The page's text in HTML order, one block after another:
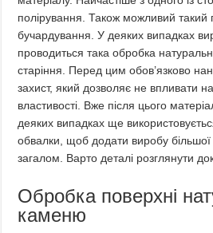
полірування. Також можливий такий
бучардування. У деяких випадках
проводиться така обробка
старіння. Перед цим обов’язково
захист, який дозволяє не впливати
властивості. Вже після цього
деяких випадках ще
обвалки, щоб додати виробу
загалом. Варто деталі розглянути
Обробка поверхні
каменю